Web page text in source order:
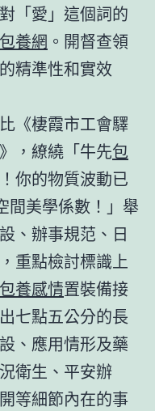
「愛」這個詞的
包養網 。開督查領
精準性和實效
《棲霞市工會驛
，繚繞「牛先包
你的物質波動已
間美學係數！」舉
、辦事規范、日
重點檢討標識上
包養感情置裝備接
七點五公分的長
、應用情形及藥
衛生、平安辦
等細節內在的事